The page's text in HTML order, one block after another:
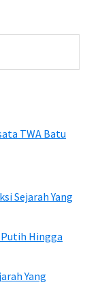
TWA Batu
Sejarah Yang
Hingga
Yang